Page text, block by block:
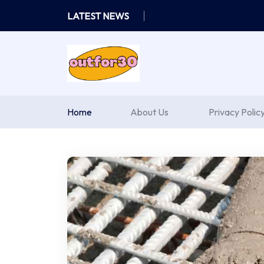
content
LATEST NEWS
Home About Us Privacy